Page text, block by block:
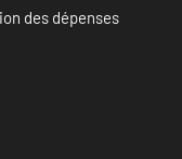
des dépenses